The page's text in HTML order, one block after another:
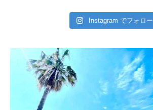
Instagram でフォロー